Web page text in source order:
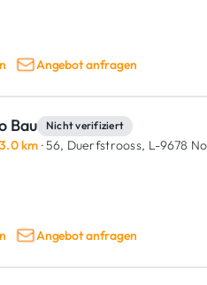
Angebot anfragen
Bau Nicht verifiziert
3.0 km · 56, Duerfstrooss, L-9678
Angebot anfragen